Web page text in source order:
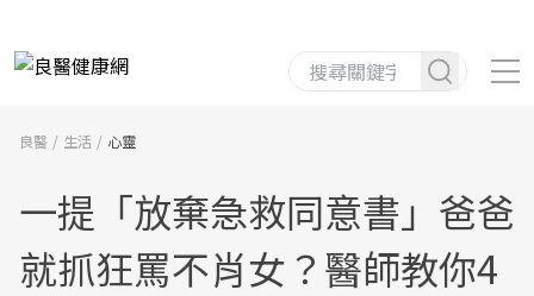
良醫 生活 心靈
一提「放棄急救同意書」爸爸
就抓狂罵不肖女？醫師教你4